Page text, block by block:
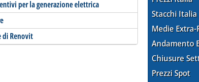
per la generazione elettrica
di Renovit
Stacchi Italia
Medie Extra-
Andamento
Chiusure
Prezzi Spot